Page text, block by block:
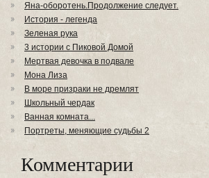
Яна-оборотень.Продолжение следует.
История - легенда
Зеленая рука
3 истории с Пиковой Домой
Мертвая девочка в подвале
Мона Лиза
В море призраки не дремлят
Школьный чердак
Ванная комната...
Портреты, меняющие судьбы 2
Комментарии